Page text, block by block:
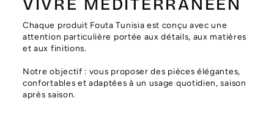
VIVRE MÉDITERRANÉEN
Chaque produit Fouta Tunisia est conçu avec une
attention particulière portée aux détails, aux matières
et aux finitions.
Notre objectif : vous proposer des pièces élégantes,
confortables et adaptées à un usage quotidien, saison
après saison.